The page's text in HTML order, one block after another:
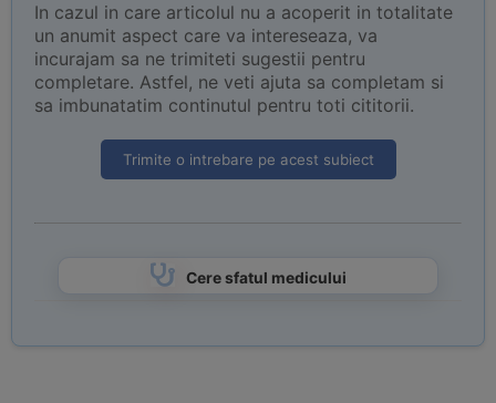
In cazul in care articolul nu a acoperit in totalitate
un anumit aspect care va intereseaza, va
incurajam sa ne trimiteti sugestii pentru
completare. Astfel, ne veti ajuta sa completam si
sa imbunatatim continutul pentru toti cititorii.
Trimite o intrebare pe acest subiect
Cere sfatul medicului